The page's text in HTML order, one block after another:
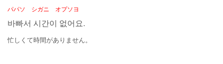
パパソ シガニ オプソヨ
바빠서 시간이 없어요.
忙しくて時間がありません。